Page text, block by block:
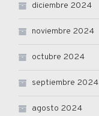
diciembre 2024
noviembre 2024
octubre 2024
septiembre 2024
agosto 2024